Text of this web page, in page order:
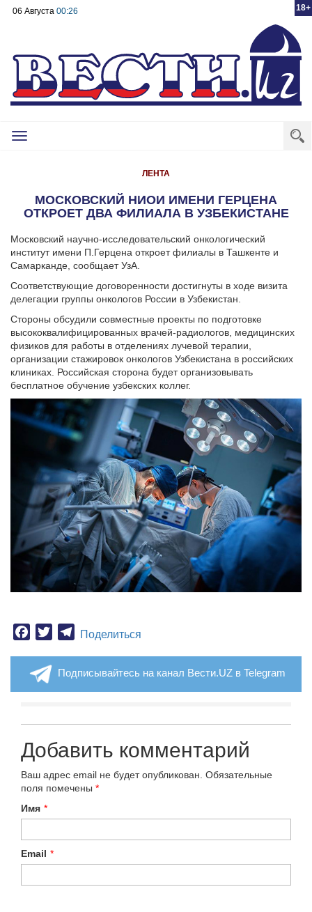
18+
06 Августа 00:26
Toggle
ЛЕНТА
МОСКОВСКИЙ НИОИ ИМЕНИ ГЕРЦЕНА
ОТКРОЕТ ДВА ФИЛИАЛА В УЗБЕКИСТАНЕ
Московский научно-исследовательский онкологический
институт имени П.Герцена откроет филиалы в Ташкенте и
Самарканде, сообщает УзА.
Соответствующие договоренности достигнуты в ходе визита
делегации группы онкологов России в Узбекистан.
Стороны обсудили совместные проекты по подготовке
высококвалифицированных врачей-радиологов, медицинских
физиков для работы в отделениях лучевой терапии,
организации стажировок онкологов Узбекистана в российских
клиниках. Российская сторона будет организовывать
бесплатное обучение узбекских коллег.
Facebook
TwitterTelegram
Поделиться
Подписывайтесь на канал Вести.UZ в Telegram
Добавить комментарий
Ваш адрес email не будет опубликован. Обязательные
поля помечены *
Имя *
Email *